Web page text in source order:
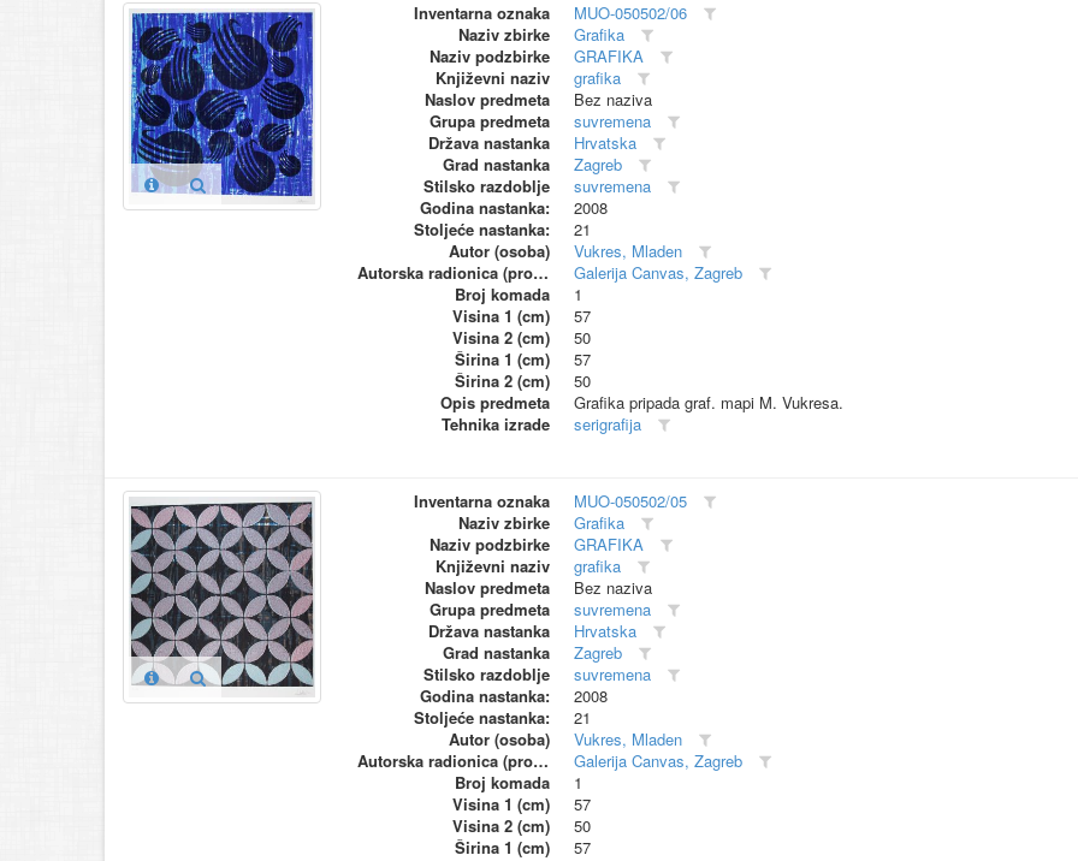
Inventarna oznaka
MUO-050502/06
Naziv zbirke
Grafika
Naziv podzbirke
GRAFIKA
Književni naziv
grafika
Naslov predmeta
Bez naziva
Grupa predmeta
suvremena
Država nastanka
Hrvatska
Grad nastanka
Zagreb
Stilsko razdoblje
suvremena
Godina nastanka:
2008
Stoljeće nastanka:
21
Autor (osoba)
Vukres, Mladen
Autorska radionica (proizvođač)
Galerija Canvas, Zagreb
Broj komada
1
Visina 1 (cm)
57
Visina 2 (cm)
50
Širina 1 (cm)
57
Širina 2 (cm)
50
Opis predmeta
Grafika pripada graf. mapi M. Vukresa.
Tehnika izrade
serigrafija
Inventarna oznaka
MUO-050502/05
Naziv zbirke
Grafika
Naziv podzbirke
GRAFIKA
Književni naziv
grafika
Naslov predmeta
Bez naziva
Grupa predmeta
suvremena
Država nastanka
Hrvatska
Grad nastanka
Zagreb
Stilsko razdoblje
suvremena
Godina nastanka:
2008
Stoljeće nastanka:
21
Autor (osoba)
Vukres, Mladen
Autorska radionica (proizvođač)
Galerija Canvas, Zagreb
Broj komada
1
Visina 1 (cm)
57
Visina 2 (cm)
50
Širina 1 (cm)
57